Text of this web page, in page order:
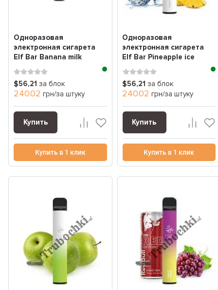
Одноразовая
электронная сигарета
Elf Bar Banana milk
(банановое молоко)
(2000...
$56,21 за блок
240.02 грн/за штуку
Купить
Купить в 1 клик
Одноразовая
электронная сигарета
Elf Bar Pineapple ice
(ананас лед) (2000 Зат...
$56,21 за блок
240.02 грн/за штуку
Купить
Купить в 1 клик